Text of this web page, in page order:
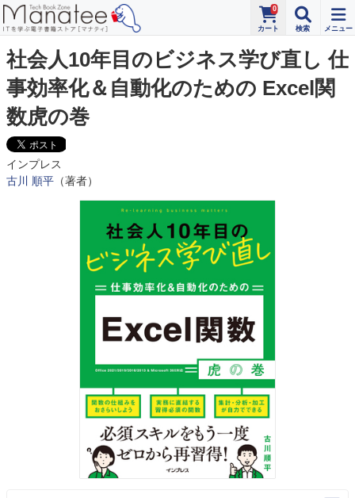
0
社会人10年目のビジネス学び直し 仕
事効率化＆自動化のための Excel関
数虎の巻
インプレス
古川 順平 （著者）